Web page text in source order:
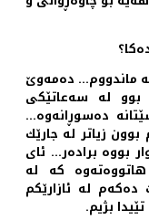
ماندووم… ده‌مه‌وێ
بوو له‌ سه‌عاتێكی
ده‌سوڕانه‌وه‌…
زیاتر له‌ جارێك
بووه‌ براده‌ر… ئای
كه‌ له‌
له‌ ئازارێكم
بژیم.